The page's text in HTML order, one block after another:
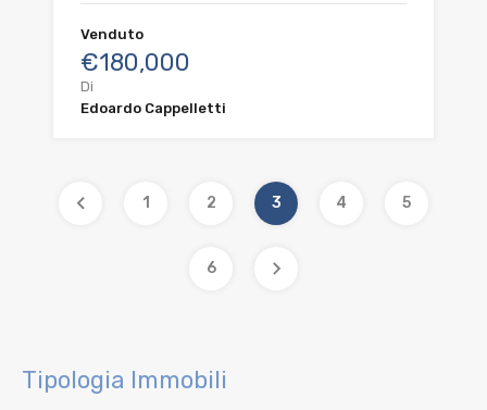
Venduto
€180,000
Di
Edoardo Cappelletti
1 2 3 4 5
6
Tipologia Immobili